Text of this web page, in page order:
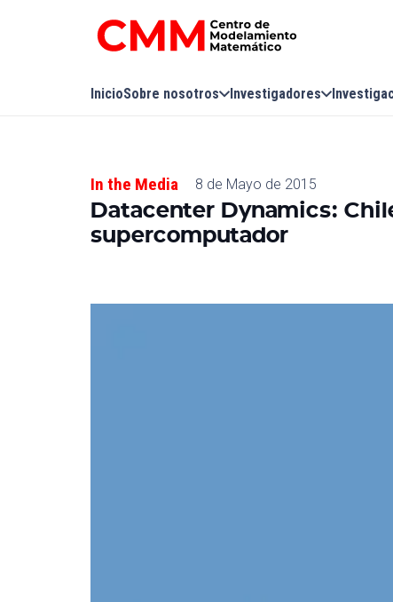
InicioSobre nosotros Investigadores
In the Media 8 de Mayo de 2015
Datacenter Dynamics:
supercomputador